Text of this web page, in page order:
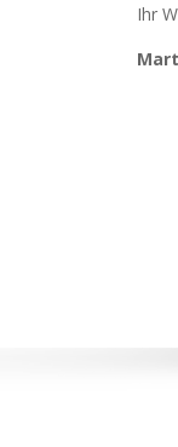
Ihr